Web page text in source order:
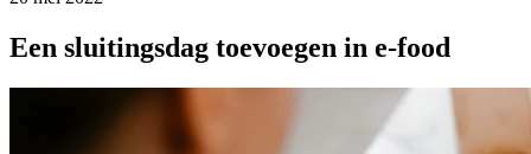
Een sluitingsdag toevoegen in e-food